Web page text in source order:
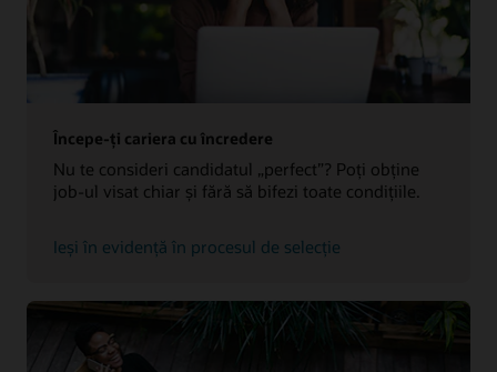
Începe-ți cariera cu încredere
Nu te consideri candidatul „perfect”? Poți obține
job-ul visat chiar și fără să bifezi toate condițiile.
Ieși în evidență în procesul de selecție